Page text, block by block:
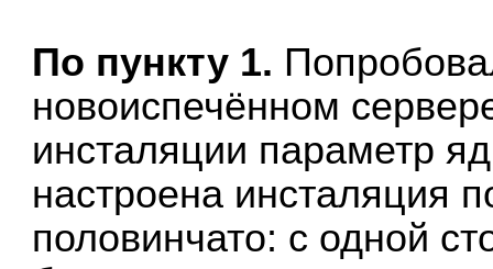
По пункту 1.
новоиспечённом
инсталяции параметр
настроена инсталяция
половинчато: с одной